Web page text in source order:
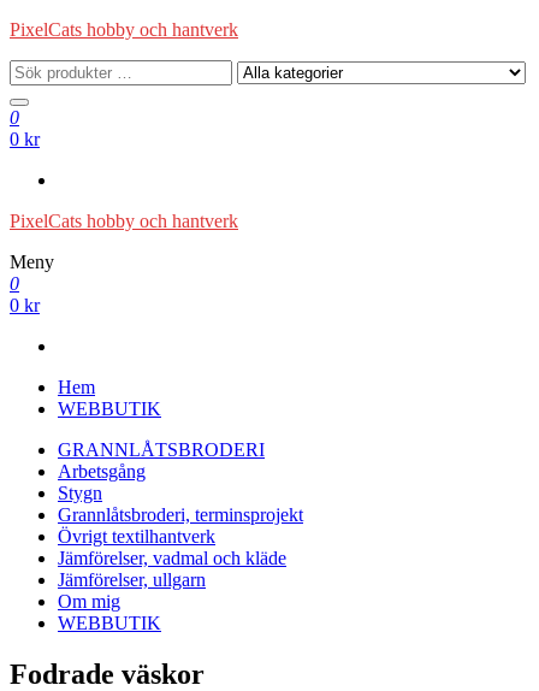
Hoppa
innehåll
PixelCats hobby och hantverk
0
0 kr
PixelCats hobby och hantverk
Meny
0
0 kr
Hem
WEBBUTIK
GRANNLÅTSBRODERI
Arbetsgång
Stygn
Grannlåtsbroderi, terminsprojekt
Övrigt textilhantverk
Jämförelser, vadmal och kläde
Jämförelser, ullgarn
Om mig
WEBBUTIK
Fodrade väskor